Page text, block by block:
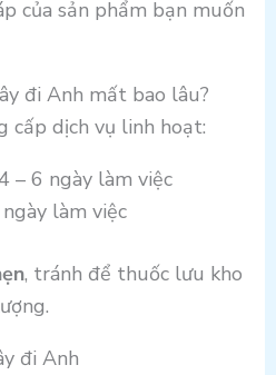
của sản phẩm bạn muốn
đi Anh mất bao lâu?
cấp dịch vụ linh hoạt:
– 6 ngày làm việc
làm việc
, tránh để thuốc lưu kho
đi Anh